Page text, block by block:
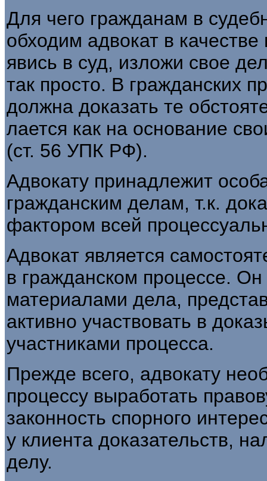
Для чего гражданам в
обходим адвокат в
явись в суд, изложи свое
так просто. В гражданских
должна доказать те
лается как на основание
(ст. 56 УПК РФ).
Адвокату принадлежит
гражданским делам, т.к.
фактором всей
Адвокат является
в гражданском процессе.
материалами дела,
активно участвовать в
участниками процесса.
Прежде всего, адвокату
процессу выработать
законность спорного
у клиента доказательств,
делу.